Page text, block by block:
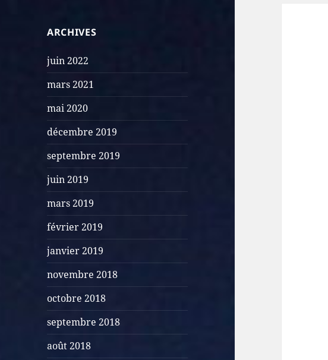
ARCHIVES
juin 2022
mars 2021
mai 2020
décembre 2019
septembre 2019
juin 2019
mars 2019
février 2019
janvier 2019
novembre 2018
octobre 2018
septembre 2018
août 2018